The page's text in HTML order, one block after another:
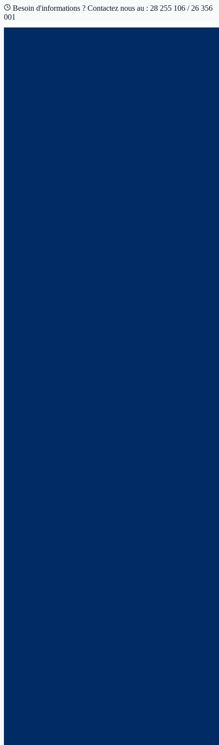
Besoin d'informations ? Contactez nous au : 28 255 106 / 26 356
001